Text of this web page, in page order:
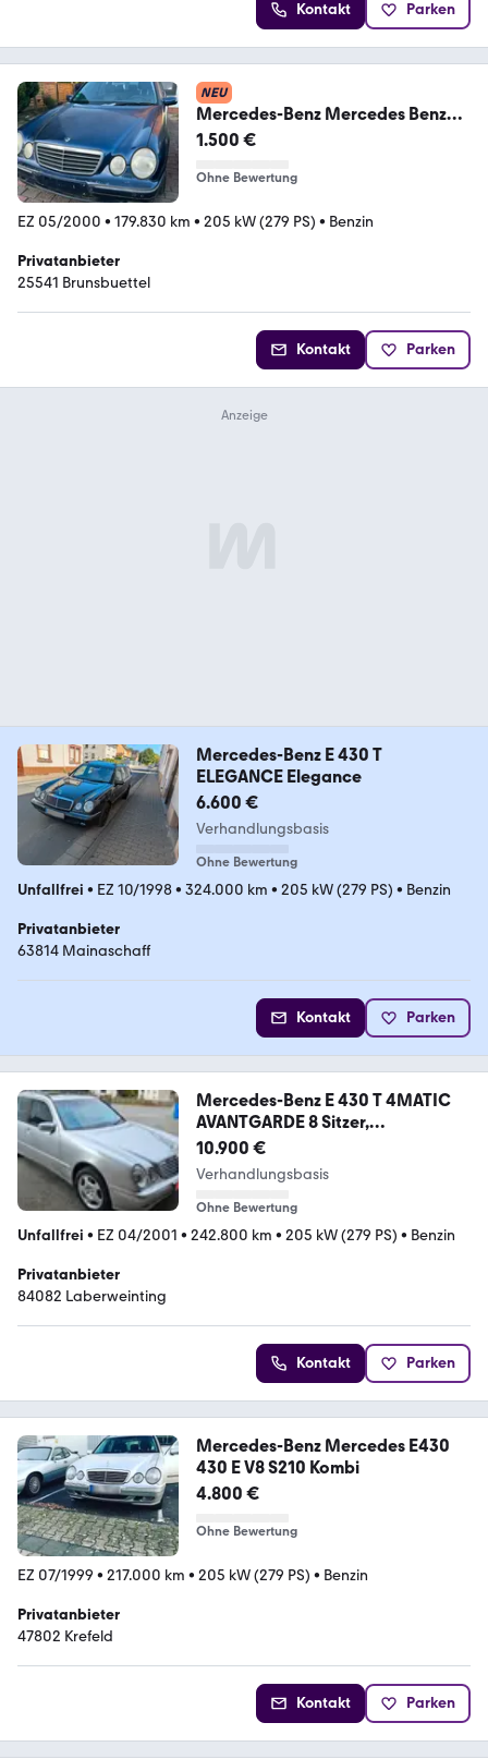
Kontakt Parken
NEU
Mercedes-Benz Mercedes Benz
E430 S210
1.500 €
Ohne Bewertung
EZ 05/2000 • 179.830 km • 205 kW (279 PS) • Benzin
Privatanbieter
25541 Brunsbuettel
Kontakt Parken
Mercedes-Benz E 430 T
ELEGANCE Elegance
6.600 €
Verhandlungsbasis
Ohne Bewertung
Unfallfrei • EZ 10/1998• 324.000 km • 205 kW (279 PS) • Benzin
Privatanbieter
63814 Mainaschaff
Kontakt Parken
Mercedes-Benz E 430 T 4MATIC
AVANTGARDE 8 Sitzer,
Standheizung
10.900 €
Verhandlungsbasis
Ohne Bewertung
Unfallfrei • EZ 04/2001 • 242.800 km • 205 kW (279 PS) • Benzin
Privatanbieter
84082 Laberweinting
Kontakt Parken
Mercedes-Benz Mercedes E430
430 E V8 S210 Kombi
4.800 €
Ohne Bewertung
EZ 07/1999 • 217.000 km • 205 kW (279 PS) • Benzin
Privatanbieter
47802 Krefeld
Kontakt Parken